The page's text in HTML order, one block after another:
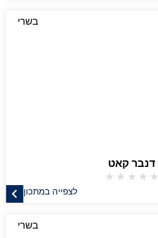
בשרי
דנבר קאט
★
★
★
★
★
לצפייה במתכון
בשרי